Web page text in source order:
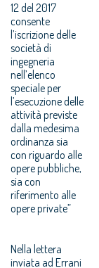
12 del 2017
consente
l’iscrizione delle
società di
ingegneria
nell’elenco
speciale per
l’esecuzione delle
attività previste
dalla medesima
ordinanza sia
con riguardo alle
opere pubbliche,
sia con
riferimento alle
opere private”
Nella lettera
inviata ad Errani